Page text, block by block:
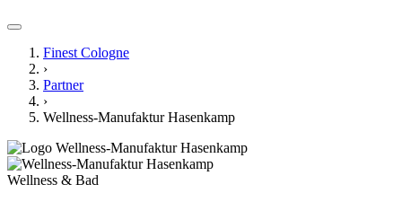
Finest Cologne
›
Partner
›
Wellness-Manufaktur Hasenkamp
Wellness & Bad